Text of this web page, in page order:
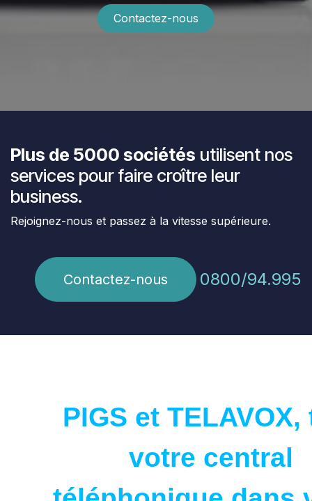
Contactez-nous
Plus de 5000 sociétés utilisent nos
services pour faire croître leur
business.
Rejoignez-nous et passez à la vitesse supérieure.
Contactez-nous 0800/94.995
PIGS et
votre central